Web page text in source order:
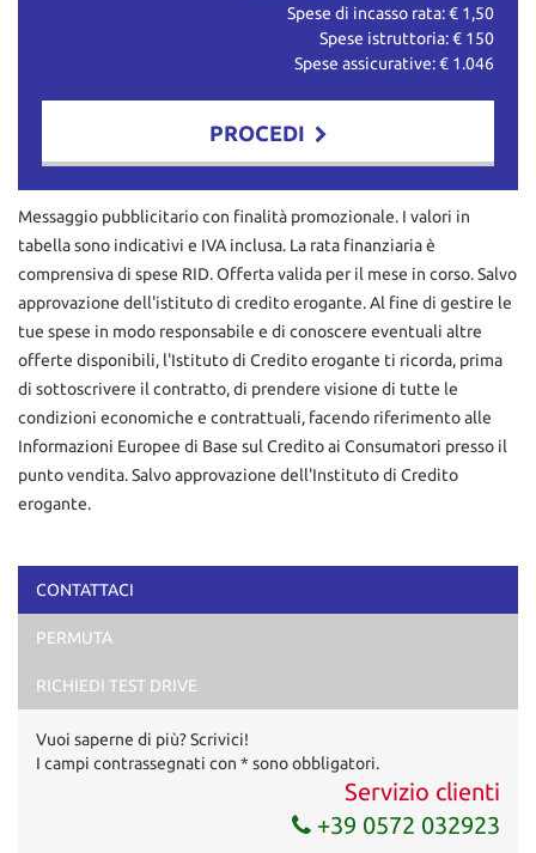
Spese di incasso rata: € 1,50
Spese istruttoria: € 150
Spese assicurative: € 1.046
PROCEDI
Contattaci
Ho letto e accettol'informativa privacy*
Acconsento al trattamento dei miei dati per finalità di
Invia la tua richiesta
Messaggio pubblicitario con finalità promozionale. I valori in
tabella sono indicativi e IVA inclusa. La rata finanziaria è
comprensiva di spese RID. Offerta valida per il mese in corso. Salvo
approvazione dell'istituto di credito erogante. Al fine di gestire le
tue spese in modo responsabile e di conoscere eventuali altre
offerte disponibili, l'Istituto di Credito erogante ti ricorda, prima
di sottoscrivere il contratto, di prendere visione di tutte le
condizioni economiche e contrattuali, facendo riferimento alle
Informazioni Europee di Base sul Credito ai Consumatori presso il
punto vendita. Salvo approvazione dell'Instituto di Credito
erogante.
CONTATTACI
PERMUTA
RICHIEDI TEST DRIVE
Vuoi saperne di più? Scrivici!
I campi contrassegnati con * sono obbligatori.
Servizio clienti
+39 0572 032923